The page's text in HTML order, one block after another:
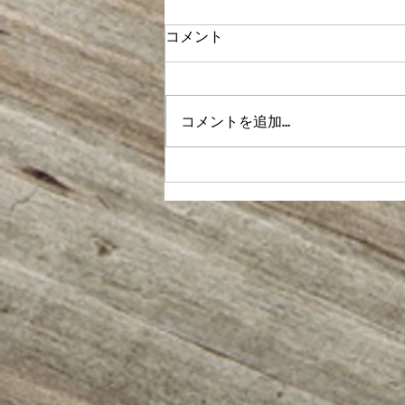
謹賀新年
コメント
コメントを追加…